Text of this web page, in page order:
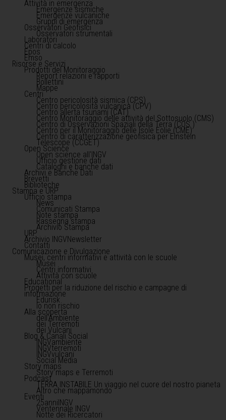
Attività in emergenza
Emergenze sismiche
Emergenze vulcaniche
Gruppi di emergenza
Osservatori Geofisici
Osservatori strumentali
Laboratori
Centri di calcolo
Epos
Emso
Risorse e Servizi
Prodotti del Monitoraggio
Report relazioni e rapporti
Bollettini
Mappe
Centri
Centro pericolosità sismica (CPS)
Centro pericolosità vulcanica (CPV)
Centro allerta tsunami (CAT)
Centro Monitoraggio delle attività del Sottosuolo (CMS)
Centro di Osservazioni Spaziali della Terra (COS )
Centro per il Monitoraggio delle Isole Eolie (CME)
Centro di caratterizzazione geofisica per Einstein
Telescope (CCGET)
Open Science
Open science all'INGV
Ufficio gestione dati
Cataloghi e banche dati
Archivi e Banche Dati
Brevetti
Biblioteche
Stampa e URP
Ufficio stampa
News
Comunicati Stampa
Note stampa
Rassegna stampa
Archivio Stampa
URP
Archivio INGVNewsletter
Contatti
Comunicazione e Divulgazione
Musei, centri informativi e attività con le scuole
Musei
Centri informativi
Attività con scuole
Educational
Progetti per la riduzione del rischio e campagne di
informazione
Edurisk
Io non rischio
Alla scoperta
dell'Ambiente
dei Terremoti
dei Vulcani
Blog & Canali Social
INGVambiente
INGVterremoti
INGVvulcani
Social Media
Story maps
Story maps e Terremoti
Podcast
TERRA INSTABILE Un viaggio nel cuore del nostro pianeta
Altro che mappamondo
Eventi
25anniINGV
Ventennale INGV
Notte dei Ricercatori